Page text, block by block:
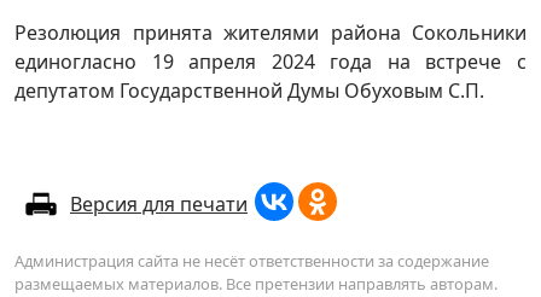
Резолюция принята жителями района Сокольники
единогласно 19 апреля 2024 года на встрече с
депутатом Государственной Думы Обуховым С.П.
Версия для печати
Администрация сайта не несёт ответственности за содержание
размещаемых материалов. Все претензии направлять авторам.